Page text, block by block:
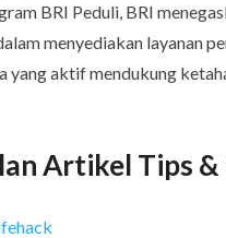
BRI Peduli, BRI
menyediakan layanan
yang aktif mendukung
Artikel Tips